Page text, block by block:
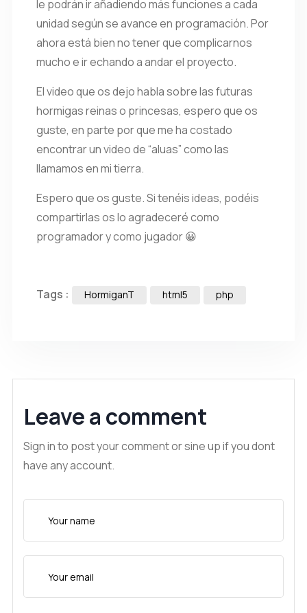
le podrán ir añadiendo más funciones a cada
unidad según se avance en programación. Por
ahora está bien no tener que complicarnos
mucho e ir echando a andar el proyecto.
El video que os dejo habla sobre las futuras
hormigas reinas o princesas, espero que os
guste, en parte por que me ha costado
encontrar un video de “aluas” como las
llamamos en mi tierra.
Espero que os guste. Si tenéis ideas, podéis
compartirlas os lo agradeceré como
programador y como jugador 😀
Tags : HormiganT html5 php
Leave a comment
Sign in to post your comment or sine up if you dont
have any account.